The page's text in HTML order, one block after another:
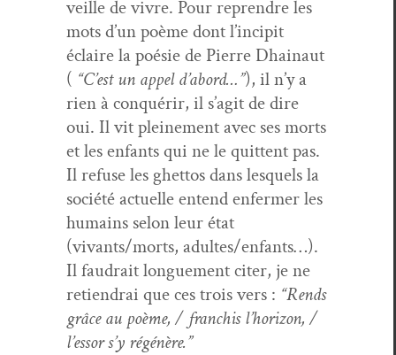
veille de vivre. Pour repren­dre les
mots d’un poème dont l’in­cip­it
éclaire la poésie de Pierre Dhain­aut
( “C’est un appel d’abord…”), il n’y a
rien à con­quérir, il s’ag­it de dire
oui. Il vit pleine­ment avec ses morts
et les enfants qui ne le quit­tent pas.
Il refuse les ghet­tos dans lesquels la
société actuelle entend enfer­mer les
humains selon leur état
(vivants/morts, adultes/enfants…).
Il faudrait longue­ment citer, je ne
retiendrai que ces trois vers : “Rends
grâce au poème, / fran­chis l’hori­zon, /
l’es­sor s’y régénère.”